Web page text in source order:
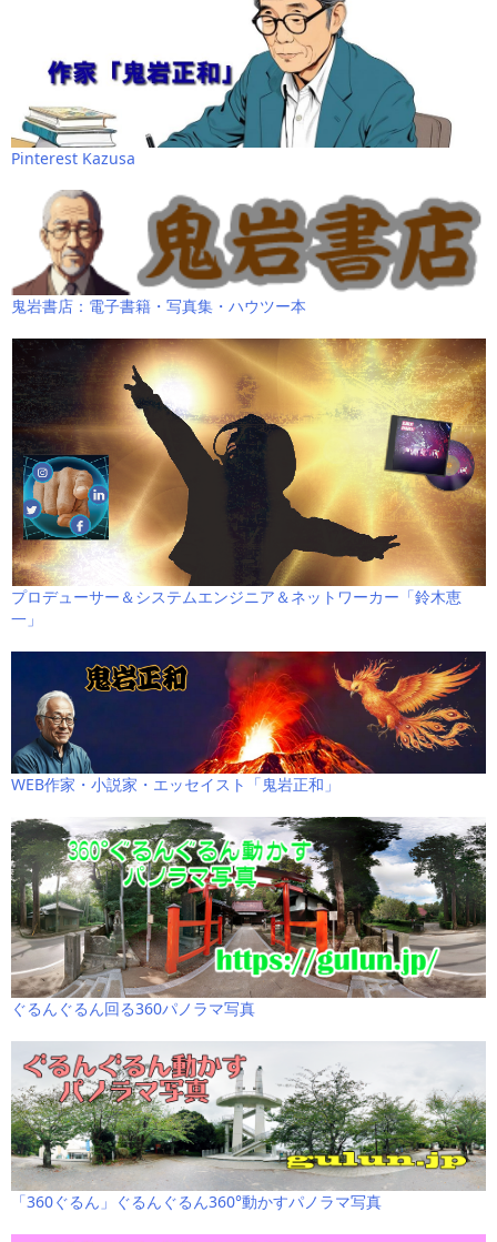
Pinterest Kazusa
鬼岩書店：電子書籍・写真集・ハウツー本
プロデューサー＆システムエンジニア＆ネットワーカー「鈴木恵
一」
WEB作家・小説家・エッセイスト「鬼岩正和」
ぐるんぐるん回る360パノラマ写真
「360ぐるん」ぐるんぐるん360°動かすパノラマ写真